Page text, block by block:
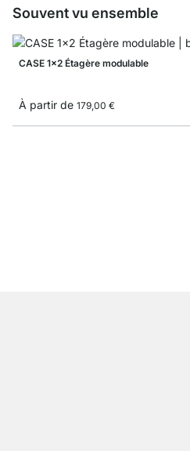
Souvent vu ensemble
CASE 1x2 Étagère modulable
À partir de 179,00 €